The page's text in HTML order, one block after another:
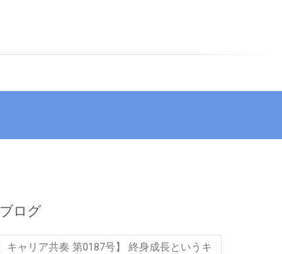
ブログ
キャリア共奏 第0187号】 終身成長というキ